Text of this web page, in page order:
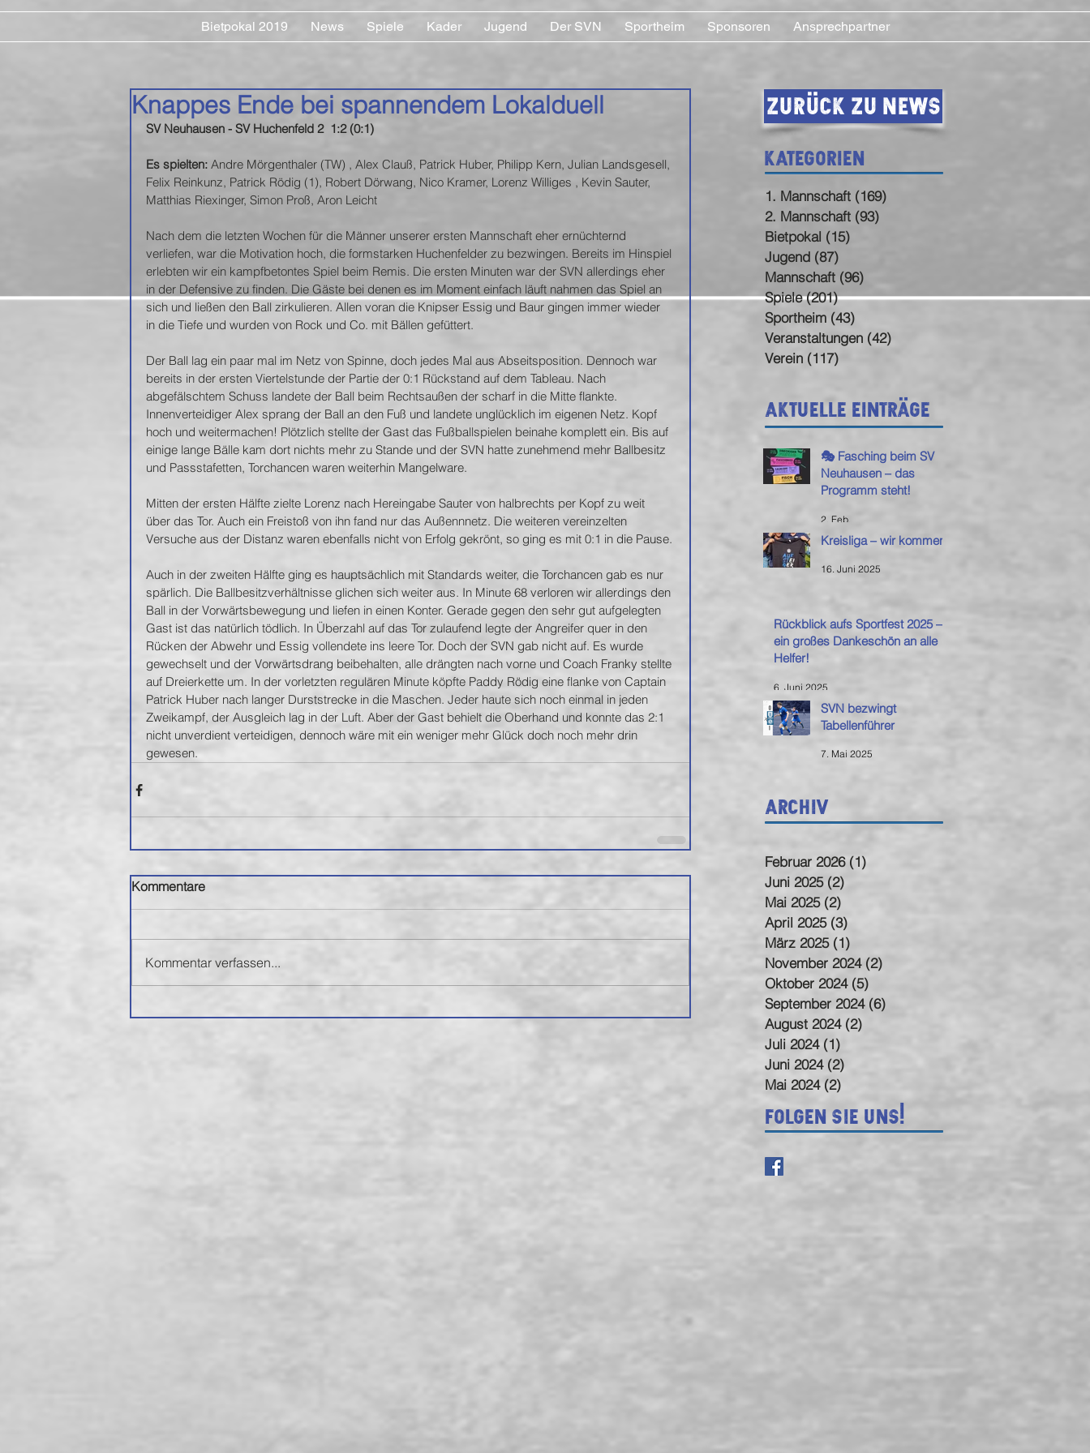
Bietpokal 2019 News Spiele Kader Jugend Der SVN Sportheim Sponsoren Ansprechpartner
Knappes Ende bei spannendem Lokalduell
SV Neuhausen - SV Huchenfeld 2  1:2 (0:1)
Es spielten: Andre Mörgenthaler (TW) , Alex Clauß, Patrick Huber, Philipp Kern, Julian Landsgesell,
Felix Reinkunz, Patrick Rödig (1), Robert Dörwang, Nico Kramer, Lorenz Williges , Kevin Sauter,
Matthias Riexinger, Simon Proß, Aron Leicht
Nach dem die letzten Wochen für die Männer unserer ersten Mannschaft eher ernüchternd
verliefen, war die Motivation hoch, die formstarken Huchenfelder zu bezwingen. Bereits im Hinspiel
erlebten wir ein kampfbetontes Spiel beim Remis. Die ersten Minuten war der SVN allerdings eher
in der Defensive zu finden. Die Gäste bei denen es im Moment einfach läuft nahmen das Spiel an
sich und ließen den Ball zirkulieren. Allen voran die Knipser Essig und Baur gingen immer wieder
in die Tiefe und wurden von Rock und Co. mit Bällen gefüttert.
Der Ball lag ein paar mal im Netz von Spinne, doch jedes Mal aus Abseitsposition. Dennoch war
bereits in der ersten Viertelstunde der Partie der 0:1 Rückstand auf dem Tableau. Nach
abgefälschtem Schuss landete der Ball beim Rechtsaußen der scharf in die Mitte flankte.
Innenverteidiger Alex sprang der Ball an den Fuß und landete unglücklich im eigenen Netz. Kopf
hoch und weitermachen! Plötzlich stellte der Gast das Fußballspielen beinahe komplett ein. Bis auf
einige lange Bälle kam dort nichts mehr zu Stande und der SVN hatte zunehmend mehr Ballbesitz
und Passstafetten, Torchancen waren weiterhin Mangelware.
Mitten der ersten Hälfte zielte Lorenz nach Hereingabe Sauter von halbrechts per Kopf zu weit
über das Tor. Auch ein Freistoß von ihn fand nur das Außennnetz. Die weiteren vereinzelten
Versuche aus der Distanz waren ebenfalls nicht von Erfolg gekrönt, so ging es mit 0:1 in die Pause.
Auch in der zweiten Hälfte ging es hauptsächlich mit Standards weiter, die Torchancen gab es nur
spärlich. Die Ballbesitzverhältnisse glichen sich weiter aus. In Minute 68 verloren wir allerdings den
Ball in der Vorwärtsbewegung und liefen in einen Konter. Gerade gegen den sehr gut aufgelegten
Gast ist das natürlich tödlich. In Überzahl auf das Tor zulaufend legte der Angreifer quer in den
Rücken der Abwehr und Essig vollendete ins leere Tor. Doch der SVN gab nicht auf. Es wurde
gewechselt und der Vorwärtsdrang beibehalten, alle drängten nach vorne und Coach Franky stellte
auf Dreierkette um. In der vorletzten regulären Minute köpfte Paddy Rödig eine flanke von Captain
Patrick Huber nach langer Durststrecke in die Maschen. Jeder haute sich noch einmal in jeden
Zweikampf, der Ausgleich lag in der Luft. Aber der Gast behielt die Oberhand und konnte das 2:1
nicht unverdient verteidigen, dennoch wäre mit ein weniger mehr Glück doch noch mehr drin
gewesen.
Kommentare
Kommentar verfassen...
Zurück zu News
Kategorien
1. Mannschaft (169)
2. Mannschaft (93)
Bietpokal (15)
Jugend (87)
Mannschaft (96)
Spiele (201)201 Beiträge
Sportheim (43)
Veranstaltungen (42)
Verein (117)
Aktuelle Einträge
🎭 Fasching beim SV
Neuhausen – das
Programm steht!
2. Feb.
Kreisliga – wir kommen!
16. Juni 2025
Rückblick aufs Sportfest 2025 –
ein großes Dankeschön an alle
Helfer!
6. Juni 2025
SVN bezwingt
Tabellenführer
7. Mai 2025
Archiv
Februar 2026 (1)
Juni 2025 (2)
Mai 2025 (2)
April 2025 (3)
März 2025 (1)
November 2024 (2)
Oktober 2024 (5)
September 2024 (6)
August 2024 (2)
Juli 2024 (1)
Juni 2024 (2)
Mai 2024 (2)
Folgen Sie uns!